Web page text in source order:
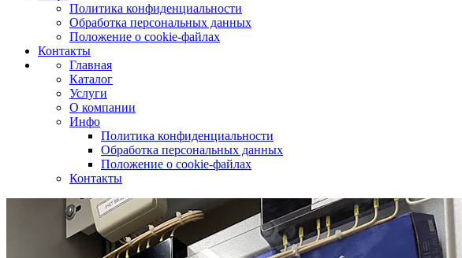
Политика конфиденциальности
Обработка персональных данных
Положение о cookie-файлах
Контакты
Главная
Каталог
Услуги
О компании
Инфо
Политика конфиденциальности
Обработка персональных данных
Положение о cookie-файлах
Контакты